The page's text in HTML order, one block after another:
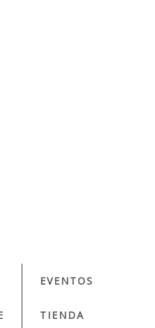
EVENTOS
TIENDA